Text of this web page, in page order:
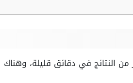
النتائج في دقائق قليلة، وهناك